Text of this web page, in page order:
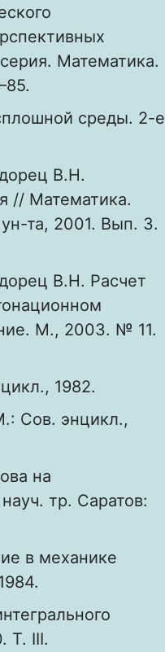
Математика.
среды. 2-е
B.Н.
// Математика.
та, 2001. Вып. 3.
В.Н. Расчет
М., 2003. № 11.
1982.
Сов. энцикл.,
на
тр. Саратов:
в механике
Т. III.